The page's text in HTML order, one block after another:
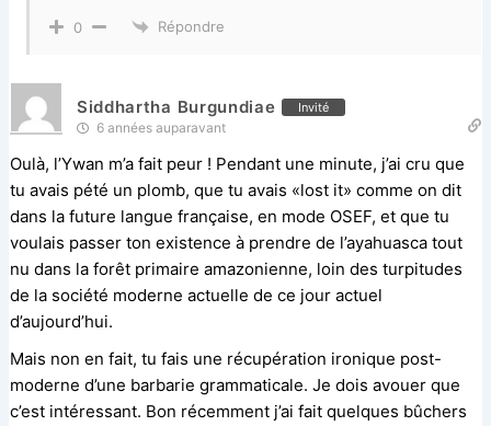
0 Répondre
Siddhartha Burgundiae Invité
6 années auparavant
Oulà, l’Ywan m’a fait peur ! Pendant une minute, j’ai cru que
tu avais pété un plomb, que tu avais «lost it» comme on dit
dans la future langue française, en mode OSEF, et que tu
voulais passer ton existence à prendre de l’ayahuasca tout
nu dans la forêt primaire amazonienne, loin des turpitudes
de la société moderne actuelle de ce jour actuel
d’aujourd’hui.
Mais non en fait, tu fais une récupération ironique post-
moderne d’une barbarie grammaticale. Je dois avouer que
c’est intéressant. Bon récemment j’ai fait quelques bûchers